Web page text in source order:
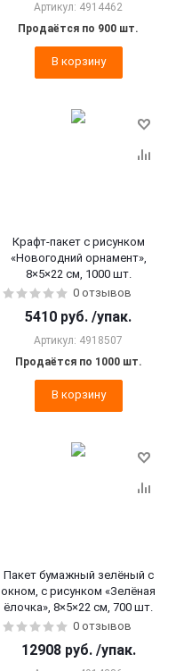
Артикул: 4914462
Продаётся по 900 шт.
В корзину
Крафт-пакет с рисунком
«Новогодний орнамент»,
8×5×22 см, 1000 шт.
0 отзывов
5410 руб. /упак.
Артикул: 4918507
Продаётся по 1000 шт.
В корзину
Пакет бумажный зелёный с
окном, с рисунком «Зелёная
ёлочка», 8×5×22 см, 700 шт.
0 отзывов
12908 руб. /упак.